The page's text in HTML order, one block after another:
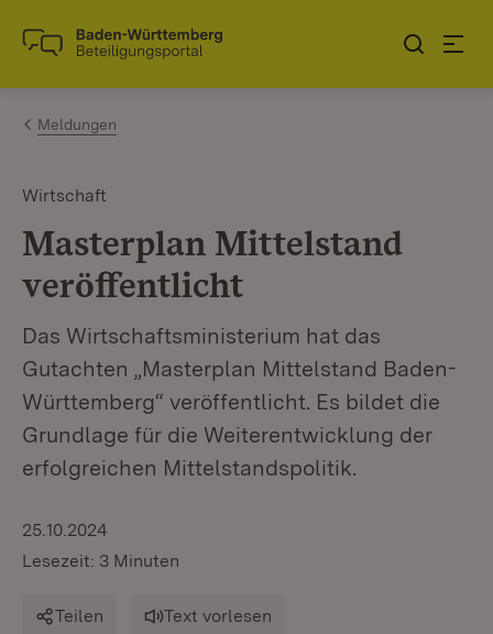
Zum Inhalt springen
Link zur Startseite
Meldungen
Wirtschaft
Masterplan Mittelstand
veröffentlicht
Das Wirtschaftsministerium hat das
Gutachten „Masterplan Mittelstand Baden-
Württemberg“ veröffentlicht. Es bildet die
Grundlage für die Weiterentwicklung der
erfolgreichen Mittelstandspolitik.
25.10.2024
Lesezeit: 3 Minuten
Teilen Text vorlesen